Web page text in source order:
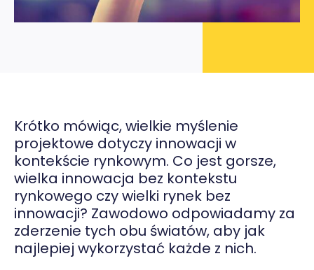
Krótko mówiąc, wielkie myślenie
projektowe dotyczy innowacji w
kontekście rynkowym. Co jest gorsze,
wielka innowacja bez kontekstu
rynkowego czy wielki rynek bez
innowacji? Zawodowo odpowiadamy za
zderzenie tych obu światów, aby jak
najlepiej wykorzystać każde z nich.